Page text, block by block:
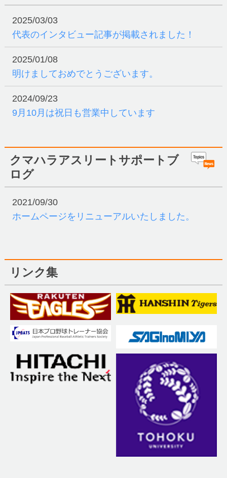
2025/03/03
代表のインタビュー記事が掲載されました！
2025/01/08
明けましておめでとうございます。
2024/09/23
9月10月は祝日も営業中しています
クマハラアスリートサポートブ
ログ
2021/09/30
ホームページをリニューアルいたしました。
リンク集